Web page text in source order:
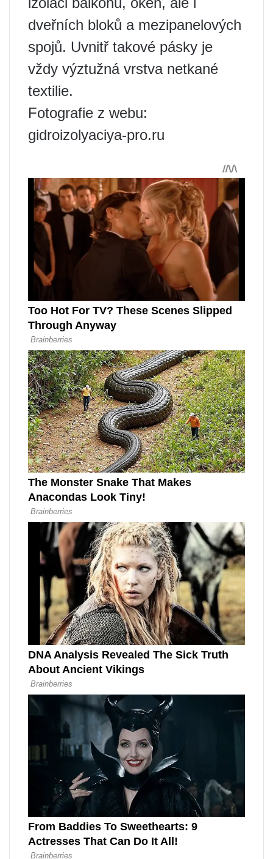
dveřních bloků a mezipanelových
spojů. Uvnitř takové pásky je
vždy výztužná vrstva netkané
textilie.
Fotografie z webu:
gidroizolyaciya-pro.ru